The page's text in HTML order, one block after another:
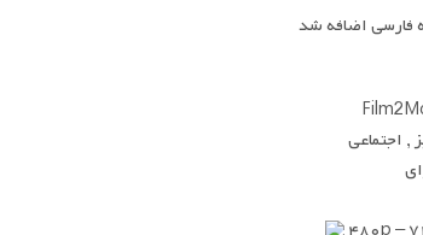
فارسی اضافه شد
, اجتماعی